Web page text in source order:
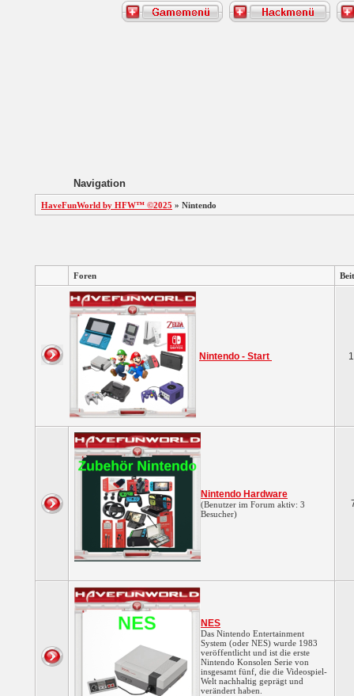
Navigation
HaveFunWorld by HFW™ ©2025 » Nintendo
Foren
Nintendo - Start
Nintendo Hardware
(Benutzer im Forum aktiv: 3
Besucher)
NES
Das Nintendo Entertainment
System (oder NES) wurde 1983
veröffentlicht und ist die erste
Nintendo Konsolen Serie von
insgesamt fünf, die die Videospiel-
Welt nachhaltig geprägt und
verändert haben.